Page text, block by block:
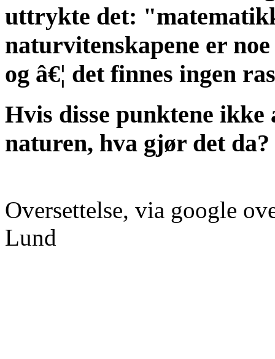
uttrykte det:
naturvitenskapene er
og â€¦ det finnes ingen
Hvis disse punktene
naturen, hva gjør det da?
Oversettelse, via google
Lund